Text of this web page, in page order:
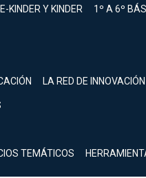
KINDER Y KINDER 1º A 6º
LA RED DE INNOVACIÓN
TEMÁTICOS